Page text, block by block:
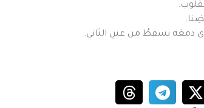
دمعَه يسقطُ من عينِ الثاني.